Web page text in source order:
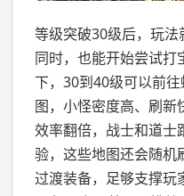
等级突破30级后，玩
同时，也能开始尝试打
下，30到40级可以前
图，小怪密度高、刷新
效率翻倍，战士和道士
验，这些地图还会随机
过渡装备，足够支撑玩